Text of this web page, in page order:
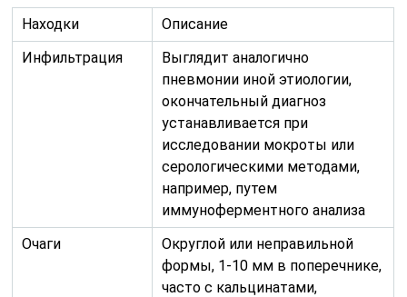
Находки
Описание
Инфильтрация
Выглядит аналогично
пневмонии иной этиологии,
окончательный диагноз
устанавливается при
исследовании мокроты или
серологическими методами,
например, путем
иммуноферментного анализа
Очаги
Округлой или неправильной
формы, 1-10 мм в поперечнике,
часто с кальцинатами,